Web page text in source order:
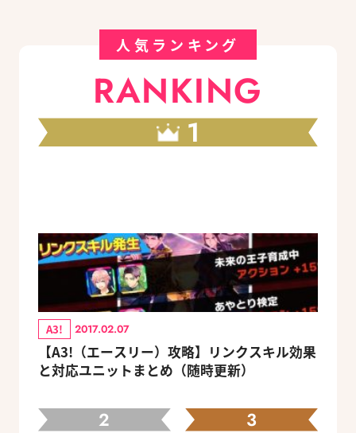
人気ランキング
RANKING
1
A3! 2017.02.07
【A3!（エースリー）攻略】リンクスキル効果
と対応ユニットまとめ（随時更新）
2 3